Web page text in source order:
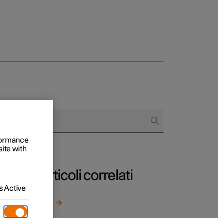
e aziende
finanziamento
Articoli correlati
with
Active